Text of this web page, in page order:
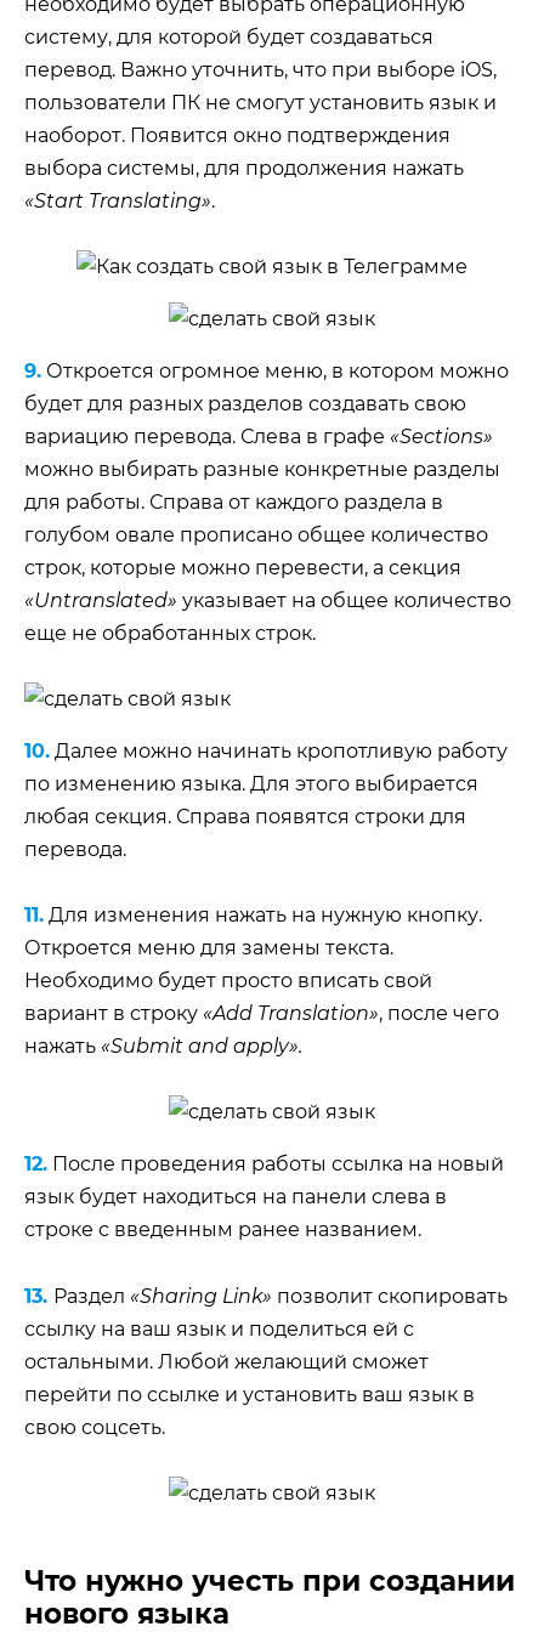
систему, для которой будет создаваться
перевод. Важно уточнить, что при выборе iOS,
пользователи ПК не смогут установить язык и
наоборот. Появится окно подтверждения
выбора системы, для продолжения нажать
«Start Translating».
9. Откроется огромное меню, в котором можно
будет для разных разделов создавать свою
вариацию перевода. Слева в графе «Sections»
можно выбирать разные конкретные разделы
для работы. Справа от каждого раздела в
голубом овале прописано общее количество
строк, которые можно перевести, а секция
«Untranslated» указывает на общее количество
еще не обработанных строк.
10. Далее можно начинать кропотливую работу
по изменению языка. Для этого выбирается
любая секция. Справа появятся строки для
перевода.
11. Для изменения нажать на нужную кнопку.
Откроется меню для замены текста.
Необходимо будет просто вписать свой
вариант в строку «Add Translation», после чего
нажать «Submit and apply».
12. После проведения работы ссылка на новый
язык будет находиться на панели слева в
строке с введенным ранее названием.
13. Раздел «Sharing Link» позволит скопировать
ссылку на ваш язык и поделиться ей с
остальными. Любой желающий сможет
перейти по ссылке и установить ваш язык в
свою соцсеть.
Что нужно учесть при создании
нового языка